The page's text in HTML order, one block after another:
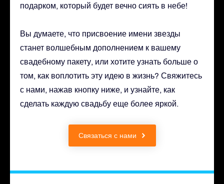
подарком, который будет вечно сиять в небе!
Вы думаете, что присвоение имени звезды
станет волшебным дополнением к вашему
свадебному пакету, или хотите узнать больше о
том, как воплотить эту идею в жизнь? Свяжитесь
с нами, нажав кнопку ниже, и узнайте, как
сделать каждую свадьбу еще более яркой.
Связаться с нами